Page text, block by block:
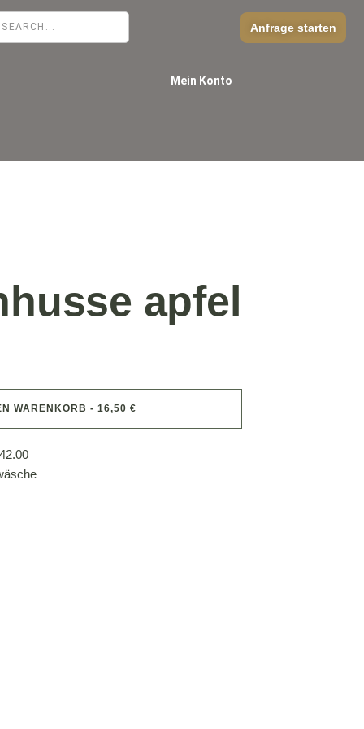
Mein Konto
Anfrage starten
apfel
WARENKORB - 16,50 €